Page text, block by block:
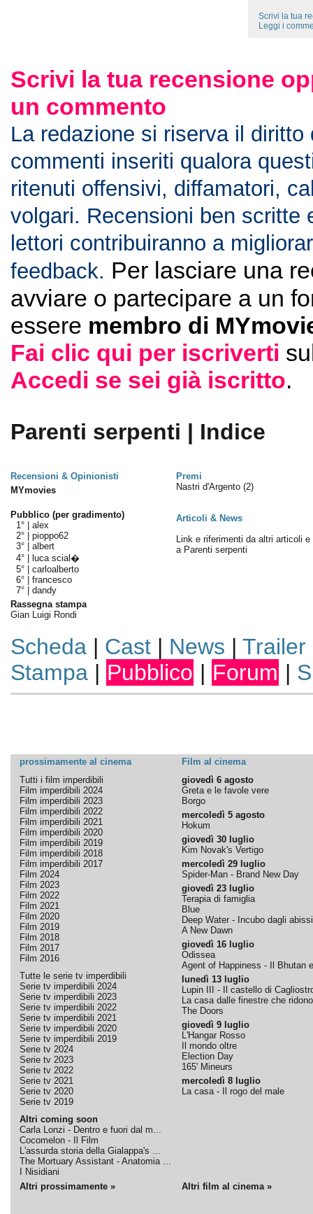
Scrivi la tua
Leggi i
Scrivi la tua recensione
un commento
La redazione si riserva il diritto
commenti inseriti qualora
ritenuti offensivi, diffamatori,
volgari. Recensioni ben scritte
lettori contribuiranno a
feedback. Per lasciare una
avviare o partecipare a un
essere membro di
Fai clic qui per iscriverti
Accedi se sei già iscritto.
Parenti serpenti | Indice
Recensioni & Opinionisti
Premi
MYmovies
Pubblico (per gradimento)
1° | alex
2° | pioppo62
3° | albert
4° |
luca scial�
5° | carloalberto
6° | francesco
7° | dandy
Rassegna stampa
Gian Luigi Rondi
Nastri d'Argento (2)
Articoli & News
Link e riferimenti da altri articoli e
a Parenti serpenti
Scheda| Cast| News | Trailer
Stampa| Pubblico | Forum |
prossimamente al cinema
Film al cinema
Tutti i film imperdibili
Film imperdibili 2024
Film imperdibili 2023
Film imperdibili 2022
Film imperdibili 2021
Film imperdibili 2020
Film imperdibili 2019
Film imperdibili 2018
Film imperdibili 2017
Film 2024
Film 2023
Film 2022
Film 2021
Film 2020
Film 2019
Film 2018
Film 2017
Film 2016
Tutte le serie tv imperdibili
Serie tv imperdibili 2024
Serie tv imperdibili 2023
Serie tv imperdibili 2022
Serie tv imperdibili 2021
Serie tv imperdibili 2020
Serie tv imperdibili 2019
Serie tv 2024
Serie tv 2023
Serie tv 2022
Serie tv 2021
Serie tv 2020
Serie tv 2019
Altri coming soon
Carla Lonzi - Dentro e fuori dal m...
Cocomelon - Il Film
L'assurda storia della Gialappa's ...
The Mortuary Assistant - Anatomia ...
I Nisidiani
giovedì 6 agosto
Greta e le favole vere
Borgo
mercoledì 5 agosto
Hokum
giovedì 30 luglio
Kim Novak's Vertigo
mercoledì 29 luglio
Spider-Man - Brand New Day
giovedì 23 luglio
Terapia di famiglia
Blue
Deep Water - Incubo dagli abissi
A New Dawn
giovedì 16 luglio
Odissea
Agent of Happiness - Il Bhutan
lunedì 13 luglio
Lupin III - Il castello di
La casa dalle finestre che ridono
The Doors
giovedì 9 luglio
L'Hangar Rosso
Il mondo oltre
Election Day
165' Mineurs
mercoledì 8 luglio
La casa - Il rogo del male
Altri prossimamente » Altri film al cinema »